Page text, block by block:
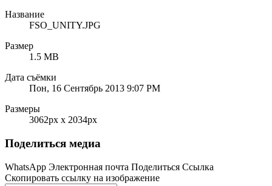
Название
FSO_UNITY.JPG
Размер
1.5 MB
Дата съёмки
Пон, 16 Сентябрь 2013 9:07 PM
Размеры
3062px x 2034px
Поделиться медиа
WhatsApp Электронная почта Поделиться Ссылка
Скопировать ссылку на изображение